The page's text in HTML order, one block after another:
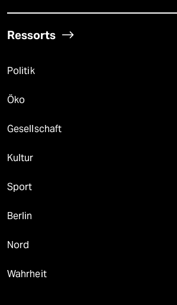
Ressorts
Politik
Öko
Gesellschaft
Kultur
Sport
Berlin
Nord
Wahrheit